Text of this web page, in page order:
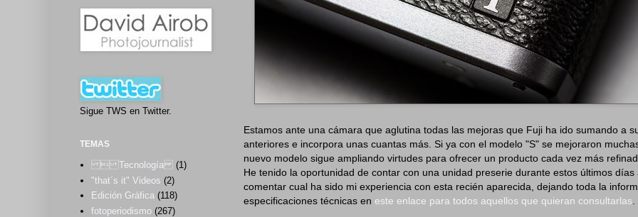
Estamos ante una cámara que aglutina todas las mejoras que Fuji ha ido sumando a
anteriores e incorpora unas cuantas más. Si ya con el modelo "S" se mejoraron
nuevo modelo sigue ampliando virtudes para ofrecer un producto cada vez más
He tenido la oportunidad de contar con una unidad preserie durante estos últimos
comentar cual ha sido mi experiencia con esta recién aparecida, dejando toda la
especificaciones técnicas en este enlace para todos aquellos que quieran consultarlas
Sigue TWS en Twitter.
TEMAS
 Tecnología (1)
"that´s it" Videos (2)
Edición Gráfica (118)
fotoperiodismo (267)